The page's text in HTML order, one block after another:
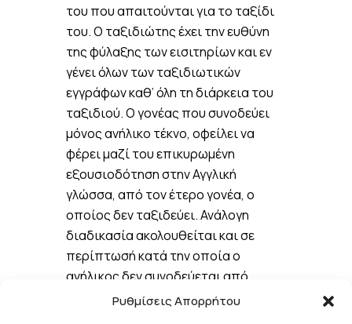
Ρυθμίσεις Απορρήτου
του που απαιτούνται για το ταξίδι
του. Ο ταξιδιώτης έχει την ευθύνη
της φύλαξης των εισιτηρίων και εν
γένει όλων των ταξιδιωτικών
εγγράφων καθ’ όλη τη διάρκεια του
ταξιδιού. O γονέας που συνοδεύει
μόνος ανήλικο τέκνο, οφείλει να
φέρει μαζί του επικυρωμένη
εξουσιοδότηση στην Αγγλική
γλώσσα, από τον έτερο γονέα, ο
οποίος δεν ταξιδεύει. Ανάλογη
διαδικασία ακολουθείται και σε
περίπτωσή κατά την οποία ο
ανήλικος δεν συνοδεύεται από
κανένα γονέα/κηδεμόνα, οπότε